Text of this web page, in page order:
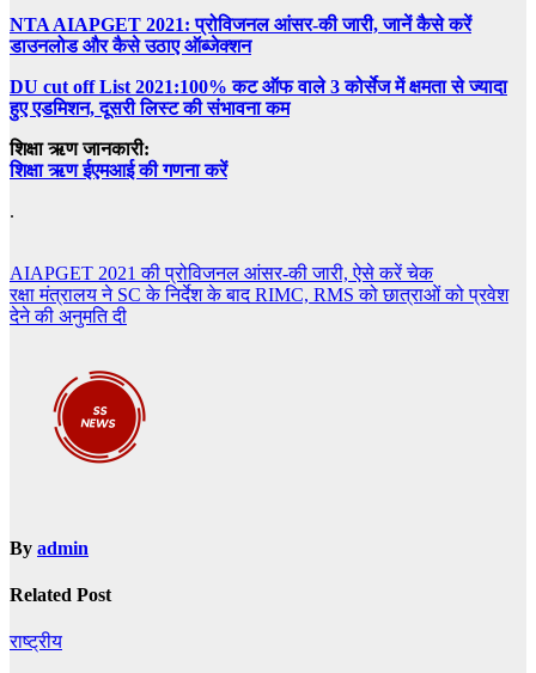
NTA AIAPGET 2021: प्रोविजनल आंसर-की जारी, जानें कैसे करें
डाउनलोड और कैसे उठाए ऑब्जेक्शन
DU cut off List 2021:100% कट ऑफ वाले 3 कोर्सेज में क्षमता से ज्यादा
हुए एडमिशन, दूसरी लिस्ट की संभावना कम
शिक्षा ऋण जानकारी:
शिक्षा ऋण ईएमआई की गणना करें
.
Post
navigation
AIAPGET 2021 की प्रोविजनल आंसर-की जारी, ऐसे करें चेक
रक्षा मंत्रालय ने SC के निर्देश के बाद RIMC, RMS को छात्राओं को प्रवेश
देने की अनुमति दी
By admin
Related Post
राष्ट्रीय